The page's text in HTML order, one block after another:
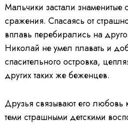
Мальчики застали знаменитые
сражения. Спасаясь от
вплавь перебирались на
Николай не умел плавать и
спасительного островка,
других таких же беженцев.
Друзья связывают его любовь
теми страшными детскими